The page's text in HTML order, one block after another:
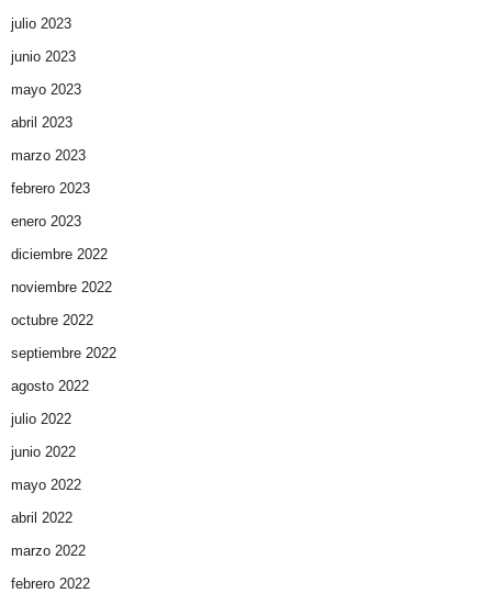
julio 2023
junio 2023
mayo 2023
abril 2023
marzo 2023
febrero 2023
enero 2023
diciembre 2022
noviembre 2022
octubre 2022
septiembre 2022
agosto 2022
julio 2022
junio 2022
mayo 2022
abril 2022
marzo 2022
febrero 2022